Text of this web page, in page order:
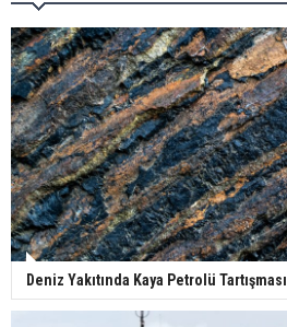
Deniz Yakıtında Kaya Petrolü Tartışması